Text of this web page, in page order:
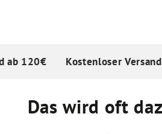
120€ Kostenloser Versand
Das wird oft